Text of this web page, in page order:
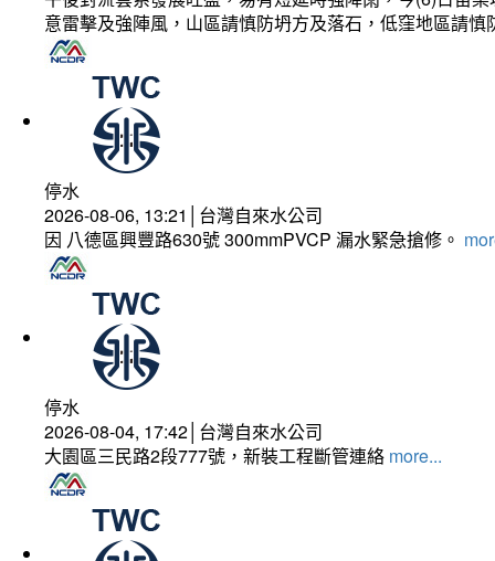
意雷擊及強陣風，山區請慎防坍方及落石，低窪地區請
停水
2026-08-06, 13:21│台灣自來水公司
因 八德區興豐路630號 300mmPVCP 漏水緊急搶修。
停水
2026-08-04, 17:42│台灣自來水公司
大園區三民路2段777號，新裝工程斷管連絡 more...